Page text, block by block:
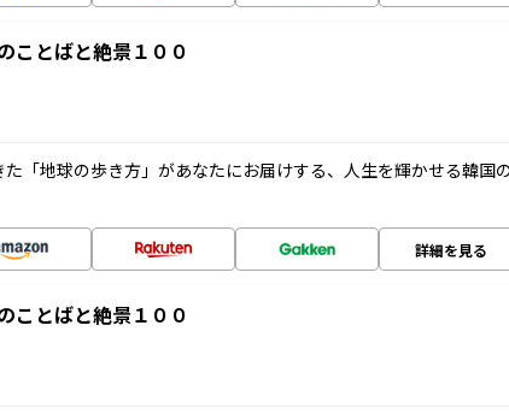
ことばと絶景１００
「地球の歩き方」があなたにお届けする、人生を輝かせる韓国
詳細を見る
ことばと絶景１００